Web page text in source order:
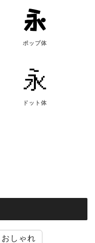
ポップ体
ドット体
おしゃれ